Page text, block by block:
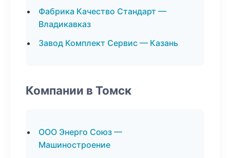
Фабрика Качество Стандарт —
Владикавказ
Завод Комплект Сервис — Казань
Компании в Томск
ООО Энерго Союз —
Машиностроение